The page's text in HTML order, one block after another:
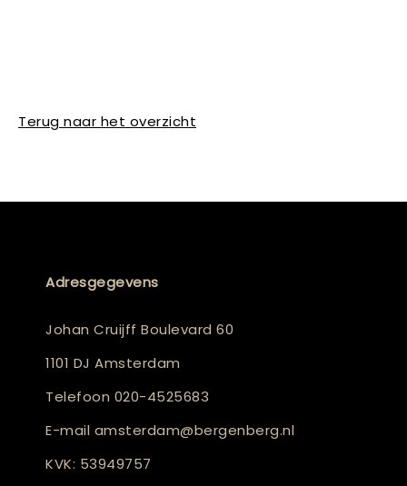
Terug naar het overzicht
Adresgegevens
Johan Cruijff Boulevard 60
1101 DJ Amsterdam
Telefoon 020-4525683
E-mail amsterdam@bergenberg.nl
KVK: 53949757